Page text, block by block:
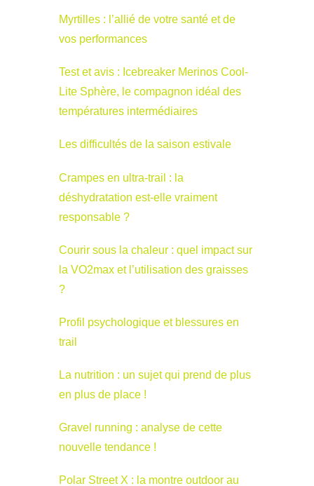
Myrtilles : l’allié de votre santé et de
vos performances
Test et avis : Icebreaker Merinos Cool-
Lite Sphère, le compagnon idéal des
températures intermédiaires
Les difficultés de la saison estivale
Crampes en ultra-trail : la
déshydratation est-elle vraiment
responsable ?
Courir sous la chaleur : quel impact sur
la VO2max et l’utilisation des graisses
?
Profil psychologique et blessures en
trail
La nutrition : un sujet qui prend de plus
en plus de place !
Gravel running : analyse de cette
nouvelle tendance !
Polar Street X : la montre outdoor au